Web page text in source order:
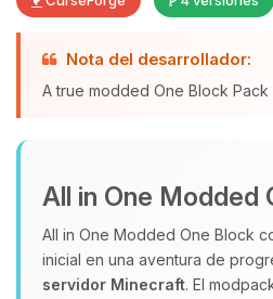
Nota del desarrollador:
A true modded One Block Pack
All in One Modded
All in One Modded One Block
inicial en una aventura de
servidor Minecraft. El
Yupi, por fin
06/08/2026 08:22